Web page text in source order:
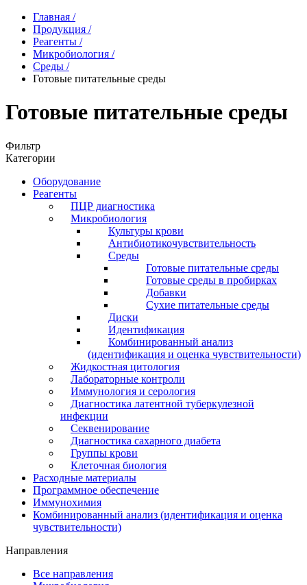
Главная /
Продукция /
Реагенты /
Микробиология /
Среды /
Готовые питательные среды
Готовые питательные среды
Фильтр
Категории
Оборудование
Реагенты
ПЦР диагностика
Микробиология
Культуры крови
Антибиотикочувствительность
Среды
Готовые питательные среды
Готовые среды в пробирках
Добавки
Сухие питательные среды
Диски
Идентификация
Комбинированный анализ
(идентификация и оценка чувствительности)
Жидкостная цитология
Лабораторные контроли
Иммунология и серология
Диагностика латентной туберкулезной
инфекции
Секвенирование
Диагностика сахарного диабета
Группы крови
Клеточная биология
Расходные материалы
Программное обеспечение
Иммунохимия
Комбинированный анализ (идентификация и оценка
чувствительности)
Направления
Все направления